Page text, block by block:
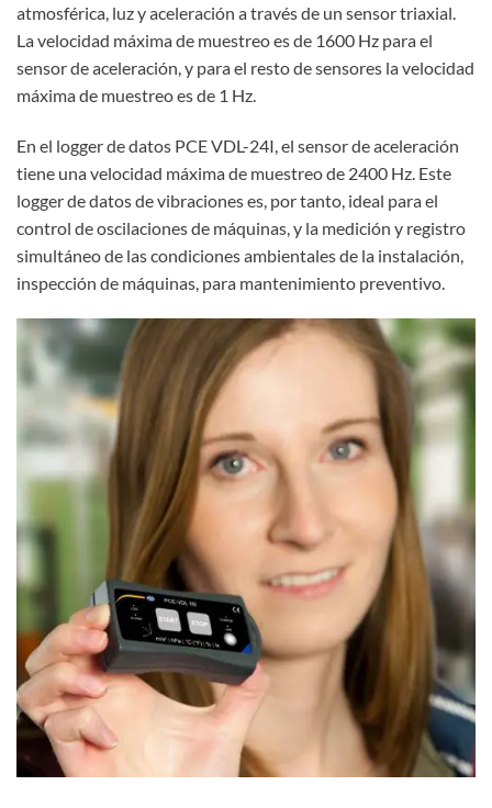
atmosférica, luz y aceleración a través de un sensor triaxial.
La velocidad máxima de muestreo es de 1600 Hz para el
sensor de aceleración, y para el resto de sensores la velocidad
máxima de muestreo es de 1 Hz.
En el logger de datos PCE VDL-24I, el sensor de aceleración
tiene una velocidad máxima de muestreo de 2400 Hz. Este
logger de datos de vibraciones es, por tanto, ideal para el
control de oscilaciones de máquinas, y la medición y registro
simultáneo de las condiciones ambientales de la instalación,
inspección de máquinas, para mantenimiento preventivo.